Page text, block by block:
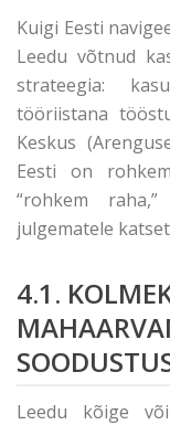
Kuigi Eesti
Leedu võtnud
strateegia:
tööriistana
Keskus
Eesti on
“rohkem
julgematele
4.1.
Leedu kõige